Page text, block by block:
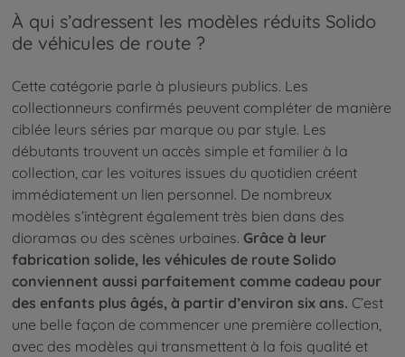
À qui s’adressent les modèles réduits Solido
de véhicules de route ?
Cette catégorie parle à plusieurs publics. Les
collectionneurs confirmés peuvent compléter de manière
ciblée leurs séries par marque ou par style. Les
débutants trouvent un accès simple et familier à la
collection, car les voitures issues du quotidien créent
immédiatement un lien personnel. De nombreux
modèles s’intègrent également très bien dans des
dioramas ou des scènes urbaines. Grâce à leur
fabrication solide, les véhicules de route Solido
conviennent aussi parfaitement comme cadeau pour
des enfants plus âgés, à partir d’environ six ans. C’est
une belle façon de commencer une première collection,
avec des modèles qui transmettent à la fois qualité et